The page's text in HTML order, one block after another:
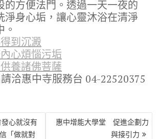
a
m
Li
n
的方便法門。透過一天一夜的
淨身心垢，讓心靈沐浴在清淨
到沉澱
心煩惱污垢
養諸佛菩薩
洽惠中寺服務台 04-22520375
心就沒有
「做就對
惠中增能大學堂 促進企劃力
與接引力